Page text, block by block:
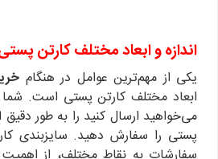
اندازه و ابعاد مختلف کارتن
یکی از مهم‌ترین عوامل در هنگام
ابعاد مختلف کارتن پستی است. شما
می‌خواهید ارسال کنید را به طور دقیق
پستی را سفارش دهید. سایزبندی